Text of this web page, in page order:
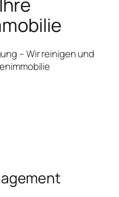
– Wir reinigen und